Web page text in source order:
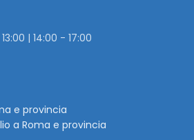
| 14:00 - 17:00
e provincia
a Roma e provincia